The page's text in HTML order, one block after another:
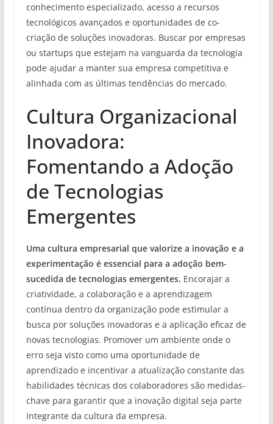
conhecimento especializado, acesso a recursos
tecnológicos avançados e oportunidades de co-
criação de soluções inovadoras. Buscar por empresas
ou startups que estejam na vanguarda da tecnologia
pode ajudar a manter sua empresa competitiva e
alinhada com as últimas tendências do mercado.
Cultura Organizacional
Inovadora:
Fomentando a Adoção
de Tecnologias
Emergentes
Uma cultura empresarial que valorize a inovação e a
experimentação é essencial para a adoção bem-
sucedida de tecnologias emergentes. Encorajar a
criatividade, a colaboração e a aprendizagem
contínua dentro da organização pode estimular a
busca por soluções inovadoras e a aplicação eficaz de
novas tecnologias. Promover um ambiente onde o
erro seja visto como uma oportunidade de
aprendizado e incentivar a atualização constante das
habilidades técnicas dos colaboradores são medidas-
chave para garantir que a inovação digital seja parte
integrante da cultura da empresa.